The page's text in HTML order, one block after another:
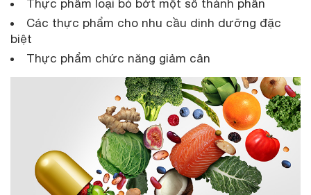
Thực phẩm loại bỏ bớt một số thành phần
Các thực phẩm cho nhu cầu dinh dưỡng đặc
biệt
Thực phẩm chức năng giảm cân